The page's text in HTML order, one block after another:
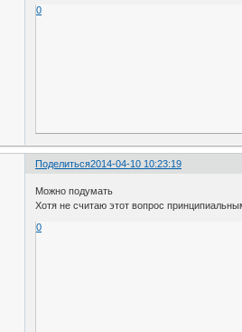
0
Поделиться2014-04-10 10:23:19
Можно подумать
Хотя не считаю этот вопрос
0